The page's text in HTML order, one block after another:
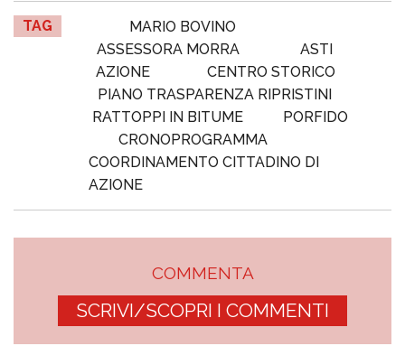
TAG
MARIO BOVINO
ASSESSORA MORRA
ASTI
AZIONE
CENTRO STORICO
PIANO TRASPARENZA RIPRISTINI
RATTOPPI IN BITUME
PORFIDO
CRONOPROGRAMMA
COORDINAMENTO CITTADINO DI
AZIONE
COMMENTA
SCRIVI/SCOPRI I COMMENTI